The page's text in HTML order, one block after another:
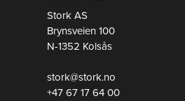
Alternativene
kan
velges
på
produktsiden
Stork AS
Brynsveien 100
N-1352 Kolsås
stork@stork.no
+47 67 17 64 00